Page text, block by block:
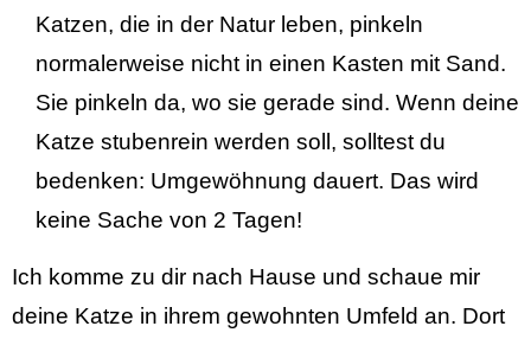
Katzen, die in der Natur leben, pinkeln
normalerweise nicht in einen Kasten mit Sand.
Sie pinkeln da, wo sie gerade sind. Wenn deine
Katze stubenrein werden soll, solltest du
bedenken: Umgewöhnung dauert. Das wird
keine Sache von 2 Tagen!
Ich komme zu dir nach Hause und schaue mir
deine Katze in ihrem gewohnten Umfeld an. Dort